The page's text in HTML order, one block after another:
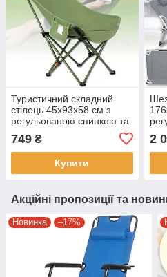
Туристичний складний
стілець 45x93x58 см з
регульованою спинкою та
Зелений До 200 кг
749 ₴
Купити
2
Акційні пропозиції та
Новинка –17%